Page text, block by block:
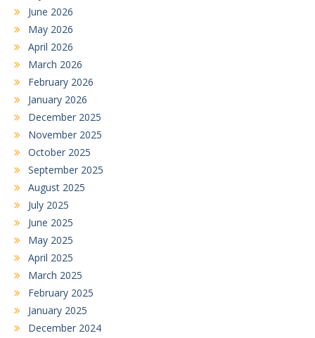
June 2026
May 2026
April 2026
March 2026
February 2026
January 2026
December 2025
November 2025
October 2025
September 2025
August 2025
July 2025
June 2025
May 2025
April 2025
March 2025
February 2025
January 2025
December 2024